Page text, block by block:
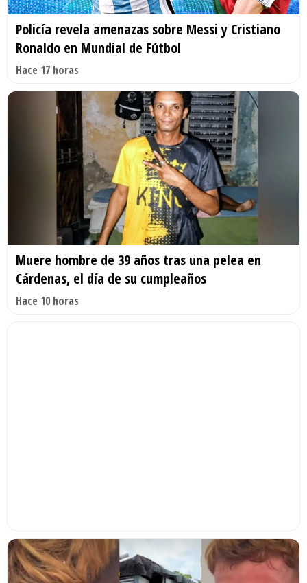
Policía revela amenazas sobre Messi y Cristiano
Ronaldo en Mundial de Fútbol
Hace 17 horas
Muere hombre de 39 años tras una pelea en
Cárdenas, el día de su cumpleaños
Hace 10 horas